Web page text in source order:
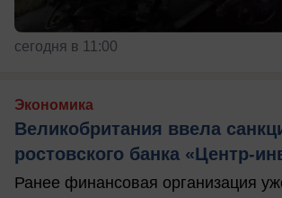
сегодня в 11:00
Экономика
Великобритания ввела
ростовского банка «Центр-
Ранее финансовая организация